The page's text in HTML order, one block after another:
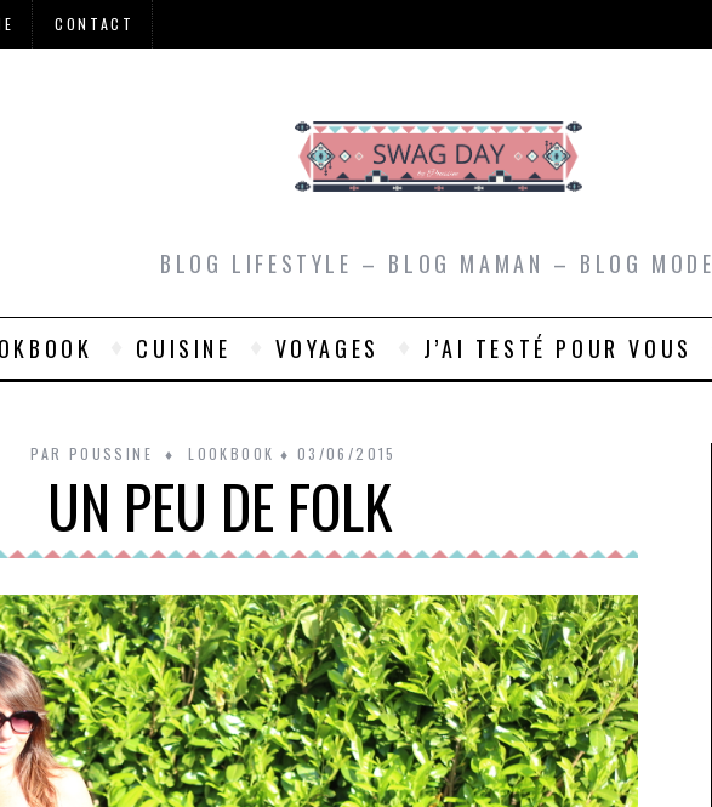
CONTACT
BLOG LIFESTYLE – BLOG MAMAN – BLOG MODE
CUISINE VOYAGES J’AI TESTÉ POUR VOUS
PAR POUSSINE LOOKBOOK 03/06/2015
UN PEU DE FOLK